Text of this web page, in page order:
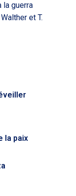
la guerra
et T.
la paix